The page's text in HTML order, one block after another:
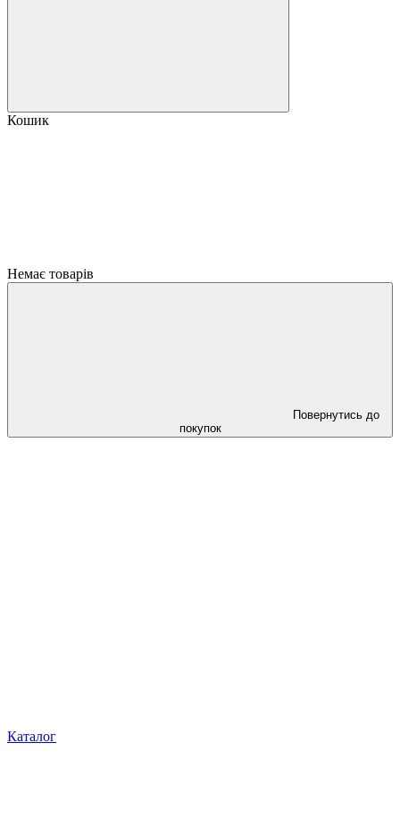
Кошик
Немає товарів
Повернутись до
покупок
Каталог